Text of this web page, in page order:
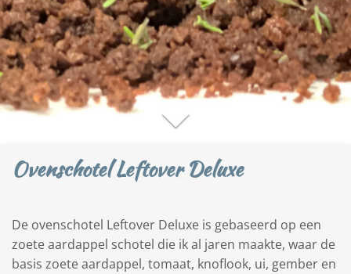
Ovenschotel Leftover Deluxe
De ovenschotel Leftover Deluxe is gebaseerd op een
zoete aardappel schotel die ik al jaren maakte, waar de
basis zoete aardappel, tomaat, knoflook, ui, gember en